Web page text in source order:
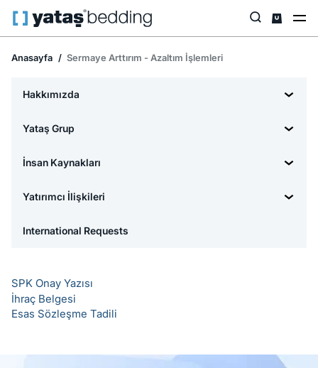
Anasayfa Sermaye Arttırım - Azaltım İşlemleri
Hakkımızda
Yataş Grup
İnsan Kaynakları
Yatırımcı İlişkileri
International Requests
SPK Onay Yazısı
İhraç Belgesi
Esas Sözleşme Tadili